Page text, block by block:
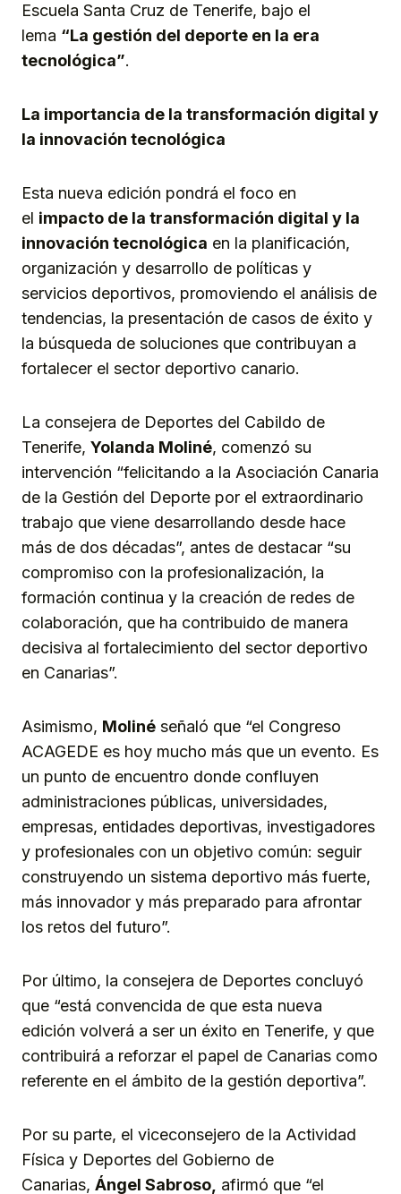
Escuela Santa Cruz de Tenerife, bajo el
lema “La gestión del deporte en la era
tecnológica”.
La importancia de la transformación digital y
la innovación tecnológica
Esta nueva edición pondrá el foco en
el impacto de la transformación digital y la
innovación tecnológica en la planificación,
organización y desarrollo de políticas y
servicios deportivos, promoviendo el análisis de
tendencias, la presentación de casos de éxito y
la búsqueda de soluciones que contribuyan a
fortalecer el sector deportivo canario.
La consejera de Deportes del Cabildo de
Tenerife, Yolanda Moliné, comenzó su
intervención “felicitando a la Asociación Canaria
de la Gestión del Deporte por el extraordinario
trabajo que viene desarrollando desde hace
más de dos décadas”, antes de destacar “su
compromiso con la profesionalización, la
formación continua y la creación de redes de
colaboración, que ha contribuido de manera
decisiva al fortalecimiento del sector deportivo
en Canarias”.
Asimismo, Moliné señaló que “el Congreso
ACAGEDE es hoy mucho más que un evento. Es
un punto de encuentro donde confluyen
administraciones públicas, universidades,
empresas, entidades deportivas, investigadores
y profesionales con un objetivo común: seguir
construyendo un sistema deportivo más fuerte,
más innovador y más preparado para afrontar
los retos del futuro”.
Por último, la consejera de Deportes concluyó
que “está convencida de que esta nueva
edición volverá a ser un éxito en Tenerife, y que
contribuirá a reforzar el papel de Canarias como
referente en el ámbito de la gestión deportiva”.
Por su parte, el viceconsejero de la Actividad
Física y Deportes del Gobierno de
Canarias, Ángel Sabroso, afirmó que “el